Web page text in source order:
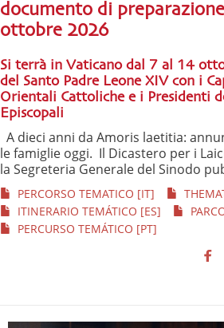
documento di
ottobre 2026
Si terrà in Vaticano dal 7 al 14
del Santo Padre Leone XIV con i
Orientali Cattoliche e i Presidenti
Episcopali
A dieci anni da Amoris laetitia:
le famiglie oggi. Il Dicastero per i
la Segreteria Generale del Sinodo
PERCORSO TEMATICO [IT]
ITINERARIO TEMÁTICO [ES]
PERCURSO TEMÁTICO [PT]